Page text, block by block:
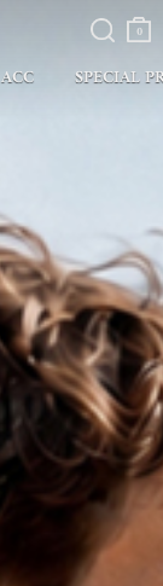
구니
0
ACC SPECIAL